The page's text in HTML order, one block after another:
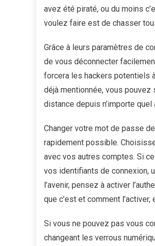
avez été piraté, ou du moins
voulez faire est de chasser
Grâce à leurs paramètres de
de vous déconnecter
forcera les hackers potentiels
déjà mentionnée, vous
distance depuis n’importe
Changer votre mot de passe
rapidement possible.
avec vos autres comptes. Si
vos identifiants de connexion,
l’avenir, pensez à activer
que c’est et comment
Si vous ne pouvez pas vous
changeant les verrous